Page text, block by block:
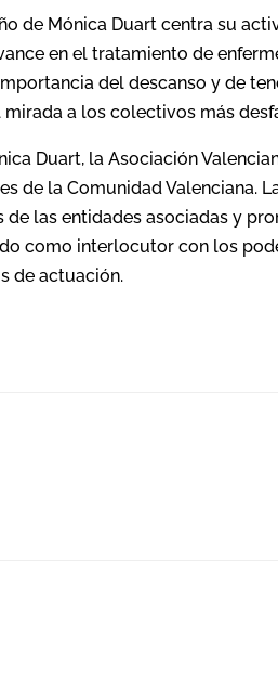
de Mónica Duart centra su
en el tratamiento de
del descanso y de
a los colectivos más
Duart, la Asociación
de la Comunidad Valenciana.
las entidades asociadas y
como interlocutor con los
de actuación.